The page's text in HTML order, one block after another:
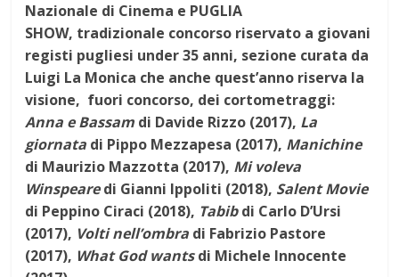
Nazionale di Cinema e PUGLIA
SHOW, tradizionale concorso riservato a giovani
registi pugliesi under 35 anni, sezione curata da
Luigi La Monica che anche quest’anno riserva la
visione, fuori concorso, dei cortometraggi:
Anna e Bassam di Davide Rizzo (2017), La
giornata di Pippo Mezzapesa (2017), Manichine
di Maurizio Mazzotta (2017), Mi voleva
Winspearedi Gianni Ippoliti (2018), Salent Movie
di Peppino Ciraci (2018), Tabibdi Carlo D’Ursi
(2017), Volti nell’ombra di Fabrizio Pastore
(2017), What God wantsdi Michele Innocente